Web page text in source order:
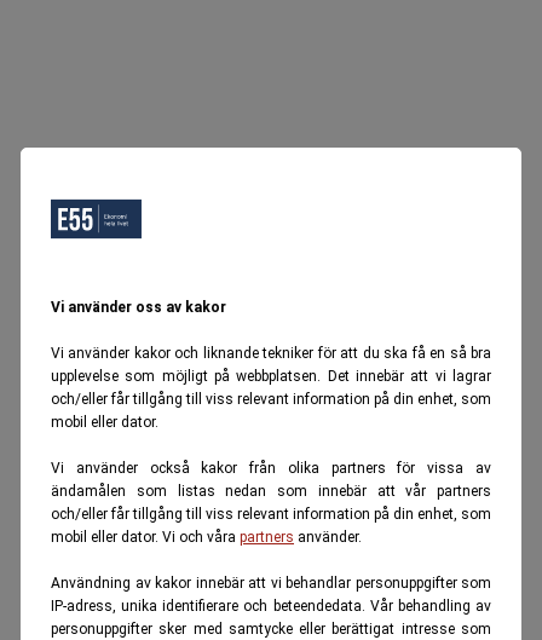
Vi använder oss av kakor
Vi använder kakor och liknande tekniker för att du ska få en så bra
upplevelse som möjligt på webbplatsen. Det innebär att vi lagrar
och/eller får tillgång till viss relevant information på din enhet, som
mobil eller dator.
Vi använder också kakor från olika partners för vissa av
ändamålen som listas nedan som innebär att vår partners
och/eller får tillgång till viss relevant information på din enhet, som
mobil eller dator. Vi och våra partners använder.
Användning av kakor innebär att vi behandlar personuppgifter som
IP-adress, unika identifierare och beteendedata. Vår behandling av
personuppgifter sker med samtycke eller berättigat intresse som